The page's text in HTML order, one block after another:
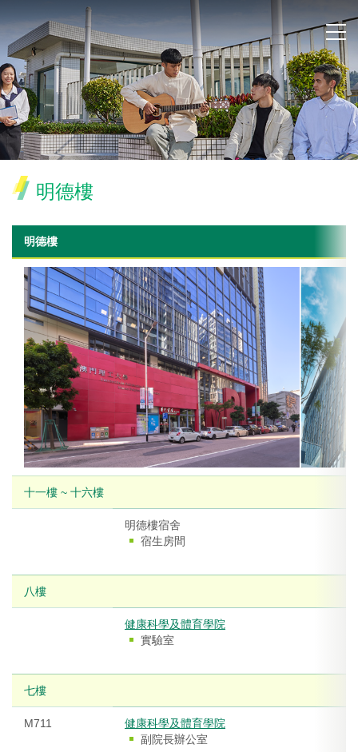
明德樓
明德樓
十一樓 ~ 十六樓
明德樓宿舍
宿生房間
八樓
健康科學及體育學院
實驗室
七樓
M711
健康科學及體育學院
副院長辦公室